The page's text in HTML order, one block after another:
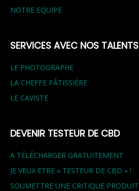
NOTRE EQUIPE
SERVICES AVEC NOS TALENTS
LE PHOTOGRAPHE
LA CHEFFE PÂTISSIÈRE
LE CAVISTE
DEVENIR TESTEUR DE CBD
A TÉLÉCHARGER GRATUITEMENT
JE VEUX ETRE « TESTEUR DE CBD » !
SOUMETTRE UNE CRITIQUE PRODUIT